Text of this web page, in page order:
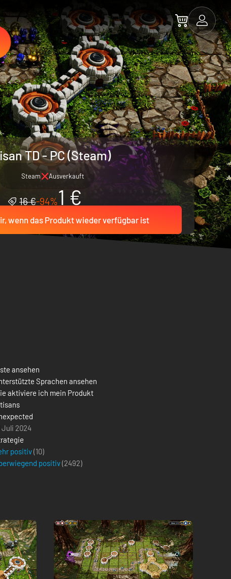
TD - PC (Steam)
Steam Ausverkauft
16 €-94%1 €
wenn das Produkt wieder verfügbar ist
ansehen
Sprachen ansehen
aktiviere ich mein Produkt
Juli 2024
positiv(10)
positiv(2492)